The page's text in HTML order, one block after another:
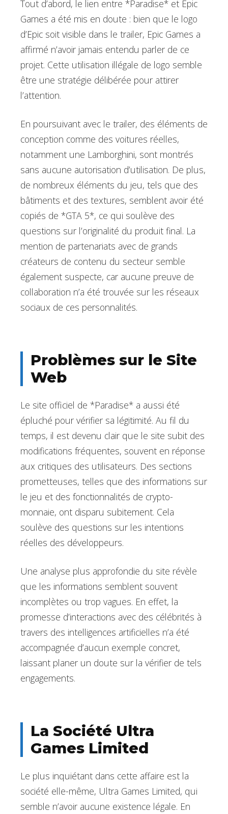
Tout d’abord, le lien entre *Paradise* et Epic
Games a été mis en doute : bien que le logo
d’Epic soit visible dans le trailer, Epic Games a
affirmé n’avoir jamais entendu parler de ce
projet. Cette utilisation illégale de logo semble
être une stratégie délibérée pour attirer
l’attention.
En poursuivant avec le trailer, des éléments de
conception comme des voitures réelles,
notamment une Lamborghini, sont montrés
sans aucune autorisation d’utilisation. De plus,
de nombreux éléments du jeu, tels que des
bâtiments et des textures, semblent avoir été
copiés de *GTA 5*, ce qui soulève des
questions sur l’originalité du produit final. La
mention de partenariats avec de grands
créateurs de contenu du secteur semble
également suspecte, car aucune preuve de
collaboration n’a été trouvée sur les réseaux
sociaux de ces personnalités.
Problèmes sur le Site
Web
Le site officiel de *Paradise* a aussi été
épluché pour vérifier sa légitimité. Au fil du
temps, il est devenu clair que le site subit des
modifications fréquentes, souvent en réponse
aux critiques des utilisateurs. Des sections
prometteuses, telles que des informations sur
le jeu et des fonctionnalités de crypto-
monnaie, ont disparu subitement. Cela
soulève des questions sur les intentions
réelles des développeurs.
Une analyse plus approfondie du site révèle
que les informations semblent souvent
incomplètes ou trop vagues. En effet, la
promesse d’interactions avec des célébrités à
travers des intelligences artificielles n’a été
accompagnée d’aucun exemple concret,
laissant planer un doute sur la vérifier de tels
engagements.
La Société Ultra
Games Limited
Le plus inquiétant dans cette affaire est la
société elle-même, Ultra Games Limited, qui
semble n’avoir aucune existence légale. En